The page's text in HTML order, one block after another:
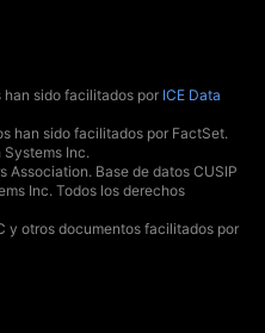
sido facilitados por ICE Data
han sido facilitados por FactSet.
Inc.
Base de datos CUSIP
Inc. Todos los derechos
y otros documentos facilitados por